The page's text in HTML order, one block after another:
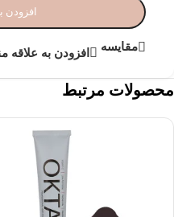
افزودن
مقایسه افزودن به علاقه
محصولات مرتبط